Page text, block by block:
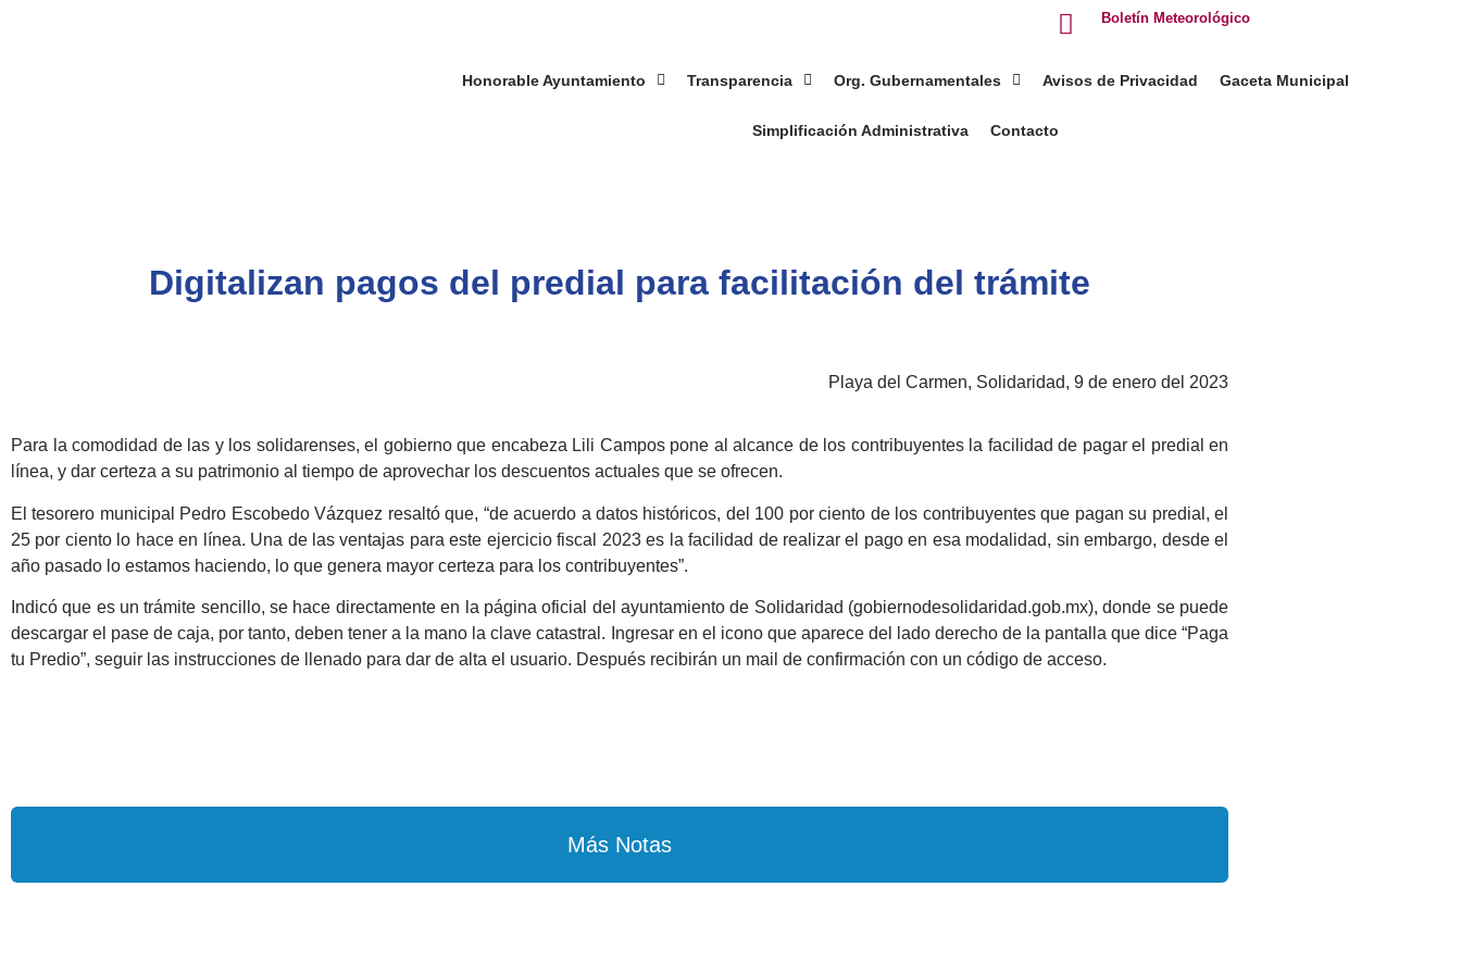
Boletín Meteorológico
Honorable Ayuntamiento Transparencia Org. Gubernamentales Avisos de Privacidad Gaceta Municipal
Simplificación Administrativa Contacto
Digitalizan pagos del predial para facilitación del trámite
Playa del Carmen, Solidaridad, 9 de enero del 2023
Para la comodidad de las y los solidarenses, el gobierno que encabeza Lili Campos pone al alcance de los contribuyentes la facilidad de pagar el predial en
línea, y dar certeza a su patrimonio al tiempo de aprovechar los descuentos actuales que se ofrecen.
El tesorero municipal Pedro Escobedo Vázquez resaltó que, “de acuerdo a datos históricos, del 100 por ciento de los contribuyentes que pagan su predial, el
25 por ciento lo hace en línea. Una de las ventajas para este ejercicio fiscal 2023 es la facilidad de realizar el pago en esa modalidad, sin embargo, desde el
año pasado lo estamos haciendo, lo que genera mayor certeza para los contribuyentes”.
Indicó que es un trámite sencillo, se hace directamente en la página oficial del ayuntamiento de Solidaridad (gobiernodesolidaridad.gob.mx), donde se puede
descargar el pase de caja, por tanto, deben tener a la mano la clave catastral. Ingresar en el icono que aparece del lado derecho de la pantalla que dice “Paga
tu Predio”, seguir las instrucciones de llenado para dar de alta el usuario. Después recibirán un mail de confirmación con un código de acceso.
Más Notas